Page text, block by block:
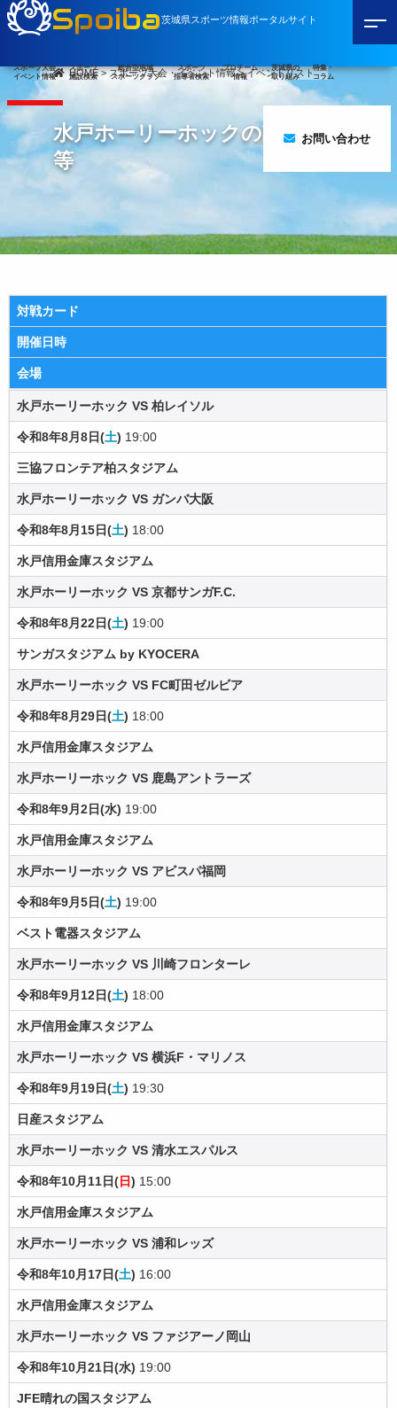
Spoiba茨城県スポーツ情報ポータルサイト
スポーツ大会
イベント情報
スポーツ
施設検索
総合型地域
スポーツクラブ
スポーツ
指導者検索
プロチーム
情報
茨城県の
取り組み
特集・
コラム
お問い合わせ
HOME>スポーツ大会・イベント情報>イベントリスト
水戸ホーリーホックの試合日程
等
対戦カード
開催日時
会場
水戸ホーリーホック VS 柏レイソル
令和8年8月8日(土) 19:00
三協フロンテア柏スタジアム
水戸ホーリーホック VS ガンバ大阪
令和8年8月15日(土) 18:00
水戸信用金庫スタジアム
水戸ホーリーホック VS 京都サンガF.C.
令和8年8月22日(土) 19:00
サンガスタジアム by KYOCERA
水戸ホーリーホック VS FC町田ゼルビア
令和8年8月29日(土) 18:00
水戸信用金庫スタジアム
水戸ホーリーホック VS 鹿島アントラーズ
令和8年9月2日(水) 19:00
水戸信用金庫スタジアム
水戸ホーリーホック VS アビスパ福岡
令和8年9月5日(土) 19:00
ベスト電器スタジアム
水戸ホーリーホック VS 川崎フロンターレ
令和8年9月12日(土) 18:00
水戸信用金庫スタジアム
水戸ホーリーホック VS 横浜F・マリノス
令和8年9月19日(土) 19:30
日産スタジアム
水戸ホーリーホック VS 清水エスパルス
令和8年10月11日(日 ) 15:00
水戸信用金庫スタジアム
水戸ホーリーホック VS 浦和レッズ
令和8年10月17日(土) 16:00
水戸信用金庫スタジアム
水戸ホーリーホック VS ファジアーノ岡山
令和8年10月21日(水) 19:00
JFE晴れの国スタジアム